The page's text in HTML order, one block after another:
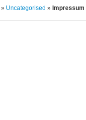
» Uncategorised » Impressum